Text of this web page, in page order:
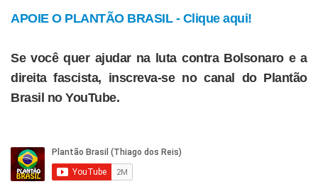
APOIE O PLANTÃO BRASIL - Clique aqui!
Se você quer ajudar na luta contra Bolsonaro e a
direita fascista, inscreva-se no canal do Plantão
Brasil no YouTube.